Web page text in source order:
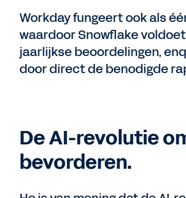
Workday fungeert ook als
waardoor Snowflake
jaarlijkse beoordelingen,
door direct de benodigde
De AI-revolutie
bevorderen.